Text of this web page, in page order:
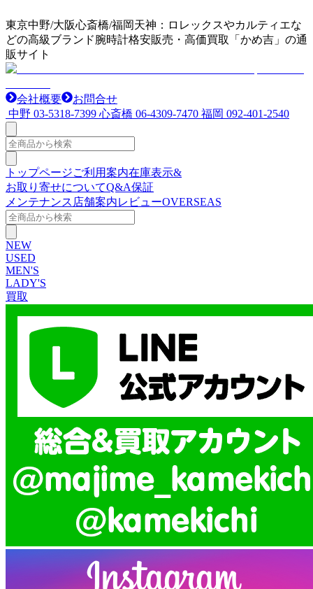
東京中野/大阪心斎橋/福岡天神：ロレックスやカルティエな
どの高級ブランド腕時計格安販売・高価買取「かめ吉」の通
販サイト
会社概要
お問合せ
中野 03-5318-7399 心斎橋 06-4309-7470 福岡 092-401-2540
トップページご利用案内在庫表示&
お取り寄せについてQ&A保証
メンテナンス 店舗案内レビューOVERSEAS
NEW
USED
MEN'S
LADY'S
買取